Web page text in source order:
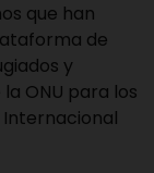
que han
de
y
ONU para los
Internacional